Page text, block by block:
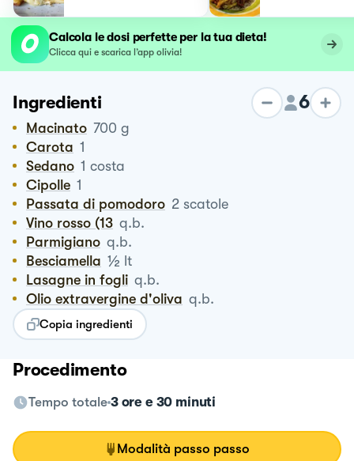
Calcola le dosi perfette per la tua dieta!
Clicca qui e scarica l’app olivia!
Ingredienti 6
Macinato 700 g
Carota 1
Sedano 1 costa
Cipolle 1
Passata di pomodoro 2 scatole
Vino rosso (13 q.b.
Parmigiano q.b.
Besciamella ½ lt
Lasagne in fogli q.b.
Olio extravergine d'oliva q.b.
Copia ingredienti
Procedimento
Tempo totale 3 ore e 30 minuti
Modalità passo passo